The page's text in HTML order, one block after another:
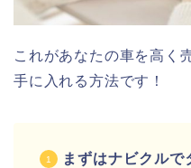
これがあなたの車を高く
手に入れる方法です！
まずはナビクルで